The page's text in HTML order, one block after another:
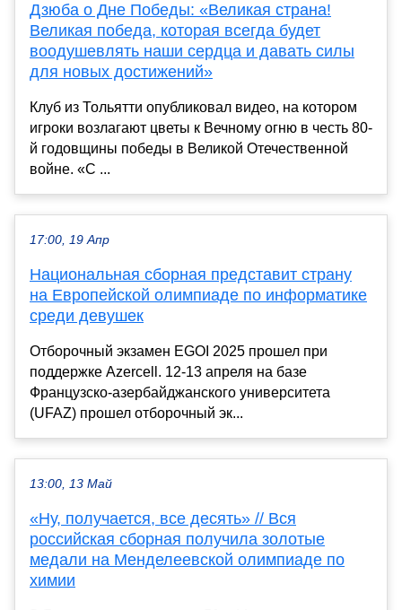
Дзюба о Дне Победы: «Великая страна!
Великая победа, которая всегда будет
воодушевлять наши сердца и давать силы
для новых достижений»
Клуб из Тольятти опубликовал видео, на котором
игроки возлагают цветы к Вечному огню в честь 80-
й годовщины победы в Великой Отечественной
войне. «С ...
17:00, 19 Апр
Национальная сборная представит страну
на Европейской олимпиаде по информатике
среди девушек
Отборочный экзамен EGOI 2025 прошел при
поддержке Azercell. 12-13 апреля на базе
Французско-азербайджанского университета
(UFAZ) прошел отборочный эк...
13:00, 13 Май
«Ну, получается, все десять» // Вся
российская сборная получила золотые
медали на Менделеевской олимпиаде по
химии